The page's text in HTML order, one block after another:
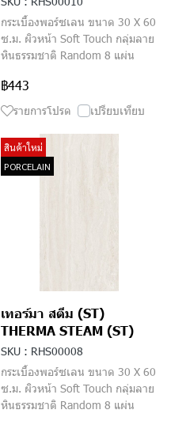
กระเบื้องพอร์ซเลน ขนาด 30 X 60
ซ.ม. ผิวหน้า Soft Touch กลุ่มลาย
หินธรรมชาติ Random 8 แผ่น
฿443
รายการโปรด เปรียบเทียบ
สินค้าใหม่
PORCELAIN
เทอร์มา สตีม (ST)
THERMA STEAM (ST)
SKU : RHS00008
กระเบื้องพอร์ซเลน ขนาด 30 X 60
ซ.ม. ผิวหน้า Soft Touch กลุ่มลาย
หินธรรมชาติ Random 8 แผ่น